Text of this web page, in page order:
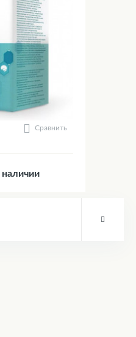
Сравнить
наличии